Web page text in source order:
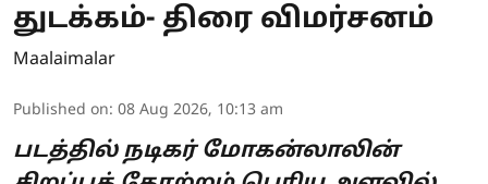
துடக்கம்- திரை விமர்சனம்
Maalaimalar
Published on: 08 Aug 2026, 10:13 am
படத்தில் நடிகர் மோகன்லாலின்